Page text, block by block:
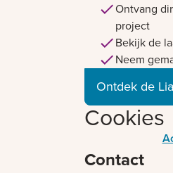
Ontvang
project
Bekijk de
Neem
Ontdek de
Cookies
Contact